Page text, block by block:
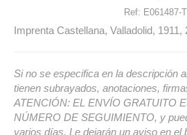
Ref: E061487-T
Imprenta Castellana, Valladolid,
Si no se especifica en la descripción
tienen subrayados, anotaciones,
ATENCIÓN: EL ENVÍO GRATUITO
NÚMERO DE SEGUIMIENTO, y
varios días. Le dejarán un aviso en el